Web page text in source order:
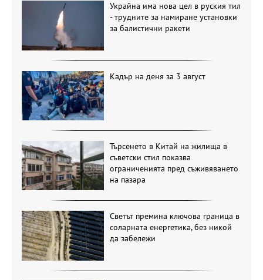
Украйна има нова цел в руския тил
- трудните за намиране установки
за балистични ракети
Кадър на деня за 3 август
Търсенето в Китай на жилища в
съветски стил показва
ограниченията пред съживяването
на пазара
Светът премина ключова граница в
соларната енергетика, без никой
да забележи